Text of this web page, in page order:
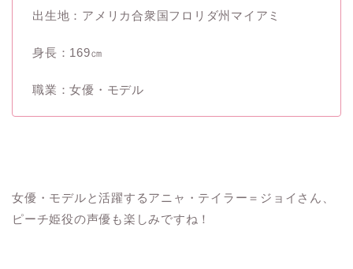
出生地：アメリカ合衆国フロリダ州マイアミ
身長：169㎝
職業：女優・モデル
女優・モデルと活躍するアニャ・テイラー＝ジョイさん、
ピーチ姫役の声優も楽しみですね！